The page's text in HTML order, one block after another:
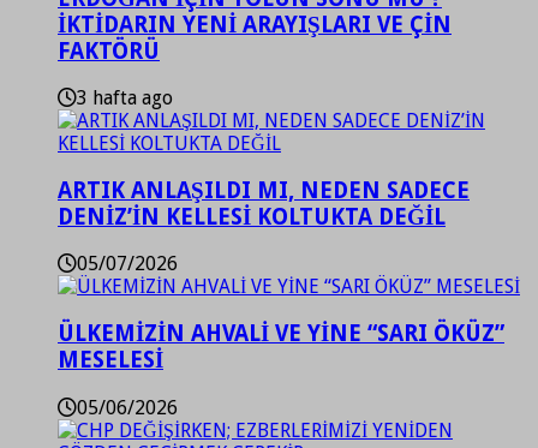
İKTİDARIN YENİ ARAYIŞLARI VE ÇİN
FAKTÖRÜ
3 hafta ago
ARTIK ANLAŞILDI MI, NEDEN SADECE
DENİZ’İN KELLESİ KOLTUKTA DEĞİL
05/07/2026
ÜLKEMİZİN AHVALİ VE YİNE “SARI ÖKÜZ”
MESELESİ
05/06/2026